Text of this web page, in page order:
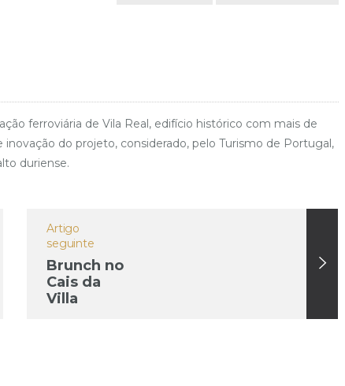
ferroviária de Vila Real, edifício histórico com mais de
do projeto, considerado, pelo Turismo de Portugal,
duriense.
Artigo
seguinte
Brunch no
Cais da
Villa